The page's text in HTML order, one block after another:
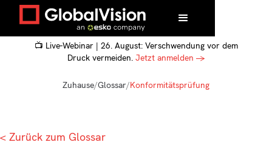
📺 Live-Webinar | 26. August: Verschwendung vor dem
Druck vermeiden. Jetzt anmelden →
Zuhause/Glossar/Konformitätsprüfung
< Zurück zum Glossar